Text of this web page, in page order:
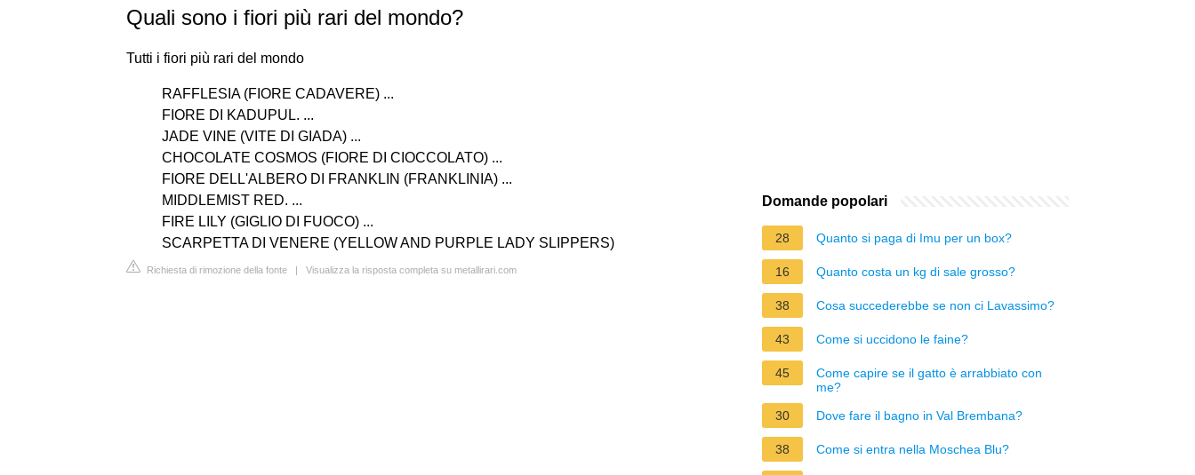
Quali sono i fiori più rari del mondo?
Tutti i fiori più rari del mondo
RAFFLESIA (FIORE CADAVERE) ...
FIORE DI KADUPUL. ...
JADE VINE (VITE DI GIADA) ...
CHOCOLATE COSMOS (FIORE DI CIOCCOLATO) ...
FIORE DELL'ALBERO DI FRANKLIN (FRANKLINIA) ...
MIDDLEMIST RED. ...
FIRE LILY (GIGLIO DI FUOCO) ...
SCARPETTA DI VENERE (YELLOW AND PURPLE LADY SLIPPERS)
Richiesta di rimozione della fonte | Visualizza la risposta completa su metallirari.com
Domande popolari
28 Quanto si paga di Imu per un box?
16 Quanto costa un kg di sale grosso?
38 Cosa succederebbe se non ci Lavassimo?
43 Come si uccidono le faine?
45
Come capire se il gatto è arrabbiato con
me?
30
Dove fare il bagno in Val Brembana?
38 Come si entra nella Moschea Blu?